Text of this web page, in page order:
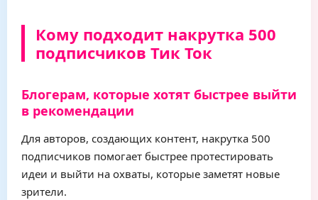
Кому подходит накрутка 500
подписчиков Тик Ток
Блогерам, которые хотят быстрее выйти
в рекомендации
Для авторов, создающих контент, накрутка 500
подписчиков помогает быстрее протестировать
идеи и выйти на охваты, которые заметят новые
зрители.